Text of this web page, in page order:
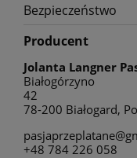
Bezpieczeństwo
Producent
Jolanta Langner
Białogórzyno
42
78-200 Białogard,
+48 784 226 058